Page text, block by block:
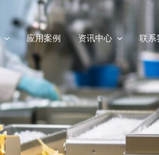
应用案例 资讯中心 联系